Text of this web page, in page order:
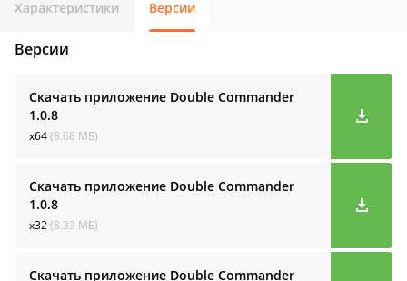
Характеристики Версии
Версии
Скачать приложение Double Commander
1.0.8
x64(8.68 МБ)
Скачать приложение Double Commander
1.0.8
x32(8.33 МБ)
Скачать приложение Double Commander